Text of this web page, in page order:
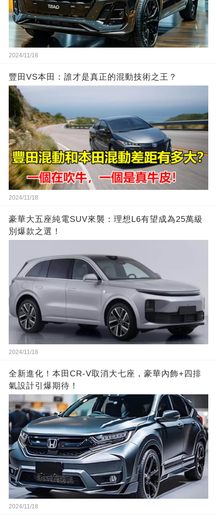
2024/11/18
豐田VS本田：誰才是真正的混動技術之王？
2024/11/18
豪華大五座純電SUV來襲：理想L6有望成為25萬級
別爆款之選！
2024/11/18
全新進化！本田CR-V取消大七座，豪華內飾+四排
氣設計引爆期待！
2024/11/18